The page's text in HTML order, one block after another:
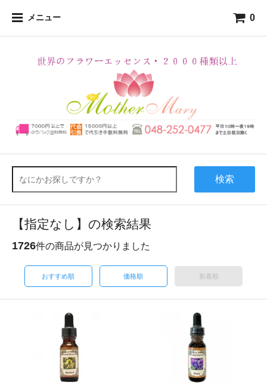
メニュー 0
検索
【指定なし】の検索結果
1726件の商品が見つかりました
おすすめ順 価格順 新着順